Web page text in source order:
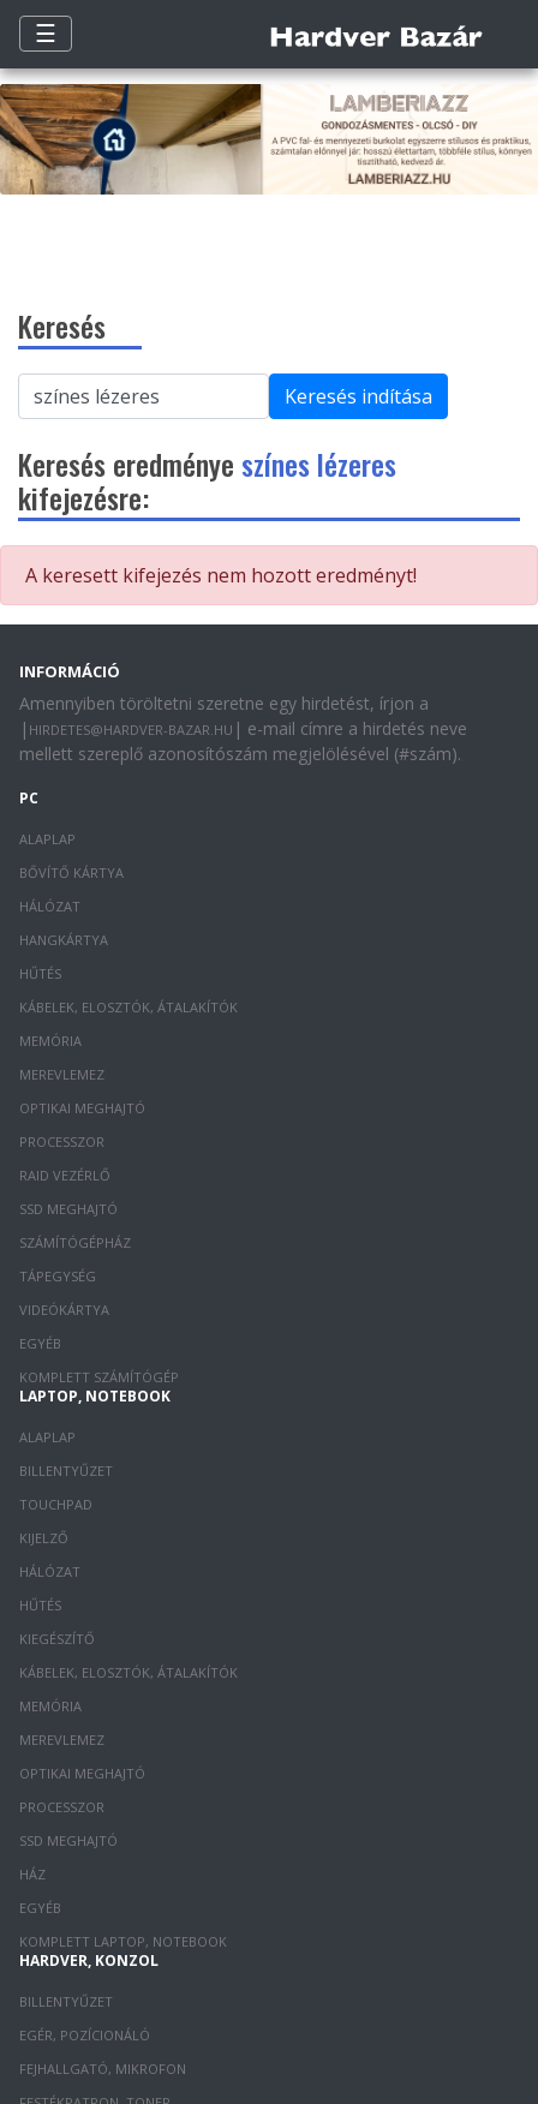
☰
Keresés
Keresés indítása
Keresés eredményeszínes lézeres
kifejezésre:
A keresett kifejezés nem hozott eredményt!
INFORMÁCIÓ
Amennyiben töröltetni szeretne egy hirdetést, írjon a
| HIRDETES@HARDVER-BAZAR.HU | e-mail címre a hirdetés neve
mellett szereplő azonosítószám megjelölésével (#szám).
PC
ALAPLAP
BŐVÍTŐ KÁRTYA
HÁLÓZAT
HANGKÁRTYA
HŰTÉS
KÁBELEK, ELOSZTÓK, ÁTALAKÍTÓK
MEMÓRIA
MEREVLEMEZ
OPTIKAI MEGHAJTÓ
PROCESSZOR
RAID VEZÉRLŐ
SSD MEGHAJTÓ
SZÁMÍTÓGÉPHÁZ
TÁPEGYSÉG
VIDEÓKÁRTYA
EGYÉB
KOMPLETT SZÁMÍTÓGÉP
LAPTOP, NOTEBOOK
ALAPLAP
BILLENTYŰZET
TOUCHPAD
KIJELZŐ
HÁLÓZAT
HŰTÉS
KIEGÉSZÍTŐ
KÁBELEK, ELOSZTÓK, ÁTALAKÍTÓK
MEMÓRIA
MEREVLEMEZ
OPTIKAI MEGHAJTÓ
PROCESSZOR
SSD MEGHAJTÓ
HÁZ
EGYÉB
KOMPLETT LAPTOP, NOTEBOOK
HARDVER, KONZOL
BILLENTYŰZET
EGÉR, POZÍCIONÁLÓ
FEJHALLGATÓ, MIKROFON